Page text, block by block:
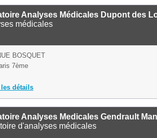
Analyses Médicales Dupont des
médicales
BOSQUET
7ème
détails
Analyses Medicales Gendrault
d'analyses médicales